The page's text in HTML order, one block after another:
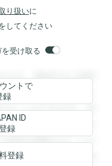
り扱いに
してください
受け取る
ます。登録すると回答
と回答を閲覧すること
ることができます。登
す。登録すると回答を
回答を閲覧することが
ことができます。登録
ントで
録
ID
録
登録